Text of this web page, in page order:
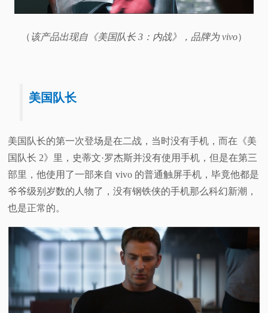
（ 该产品出现自《美国队长 3：内战》，品牌为 vivo）
美国队长
美国队长的第一次登场是在二战，当时没有手机，而在《美
国队长 2》里，史蒂文·罗杰斯并没有使用手机，但是在第三
部里，他使用了一部来自 vivo 的普通触屏手机，毕竟他都是
爷爷级别岁数的人物了，没有钢铁侠的手机那么科幻新潮，
也是正常的。